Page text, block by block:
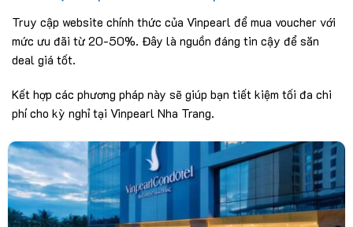
Truy cập website chính thức của Vinpearl để mua voucher với
mức ưu đãi từ 20-50%. Đây là nguồn đáng tin cậy để săn
deal giá tốt.
Kết hợp các phương pháp này sẽ giúp bạn tiết kiệm tối đa chi
phí cho kỳ nghỉ tại Vinpearl Nha Trang.